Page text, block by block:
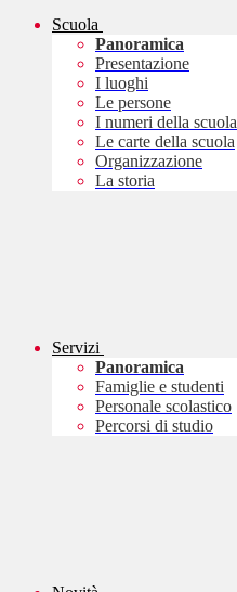
Scuola
Panoramica
Presentazione
I luoghi
Le persone
I numeri della scuola
Le carte della scuola
Organizzazione
La storia
Servizi
Panoramica
Famiglie e studenti
Personale scolastico
Percorsi di studio